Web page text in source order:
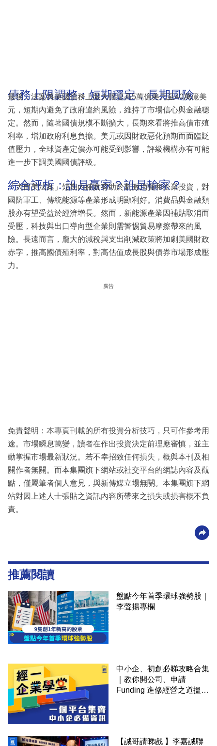
債務上限調整：短期穩定，長期風險
最後，法案將美國債務上限大幅提高5萬億美元至40萬億美
元，短期內避免了政府違約風險，維持了市場信心與金融穩
定。然而，隨著國債規模不斷擴大，長期來看將推高債市殖
利率，增加政府利息負擔。美元或因財政惡化預期而面臨貶
值壓力，全球資產定價亦可能受到影響，評級機構亦有可能
進一步下調美國國債評級。
綜合評析：誰是贏家？誰是輸家？
「大而美法案」短期內確實有助於刺激消費和企業投資，對
國防軍工、傳統能源等產業形成明顯利好。消費品與金融類
股亦有望受益於經濟增長。然而，新能源產業因補貼取消而
受壓，科技與出口導向型企業則需警惕貿易摩擦帶來的風
險。長遠而言，龐大的減稅與支出削減政策將加劇美國財政
赤字，推高國債殖利率，對高估值成長股與債券市場形成壓
力。
廣告
免責聲明：本專頁刊載的所有投資分析技巧，只可作參考用
途。市場瞬息萬變，讀者在作出投資決定前理應審慎，並主
動掌握市場最新狀況。若不幸招致任何損失，概與本刊及相
關作者無關。而本集團旗下網站或社交平台的網誌內容及觀
點，僅屬筆者個人意見，與新傳媒立場無關。本集團旗下網
站對因上述人士張貼之資訊內容所帶來之損失或損害概不負
責。
推薦閱讀
盤點今年首季環球強勢股｜
李聲揚專欄
中小企、初創必睇攻略合集
｜教你開公司、申請
Funding 進修經營之道搵大
【誠哥請睇戲 】李嘉誠聯